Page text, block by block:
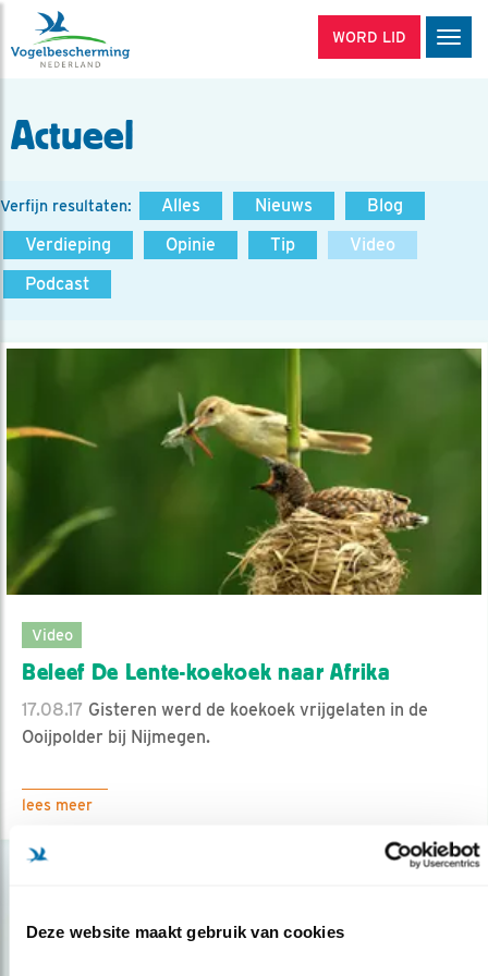
Deze website maakt gebruik van cookies
WORD LID
Actueel
Verfijn resultaten: Alles Nieuws
Blog
Verdieping
Opinie Tip
Video
Podcast
Video
Beleef De Lente-koekoek naar Afrika
17.08.17 Gisteren werd de koekoek vrijgelaten in de
Ooijpolder bij Nijmegen.
lees meer